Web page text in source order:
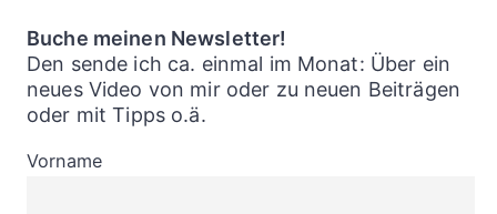
Buche meinen Newsletter!
Den sende ich ca. einmal im Monat: Über ein
neues Video von mir oder zu neuen Beiträgen
oder mit Tipps o.ä.
Vorname